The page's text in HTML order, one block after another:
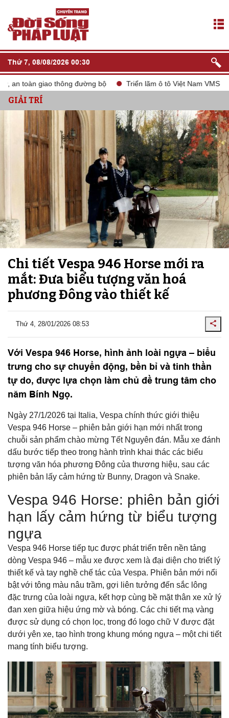
Thứ 7, 08/08/2026 00:30
giao thông đường bộ Triển lãm ô tô Việt Nam VMS 2024
GIẢI TRÍ
Chi tiết Vespa 946 Horse mới ra
mắt: Đưa biểu tượng văn hoá
phương Đông vào thiết kế
Thứ 4, 28/01/2026 08:53
Với Vespa 946 Horse, hình ảnh loài ngựa – biểu
trưng cho sự chuyển động, bền bỉ và tinh thần
tự do, được lựa chọn làm chủ đề trung tâm cho
năm Bính Ngọ.
Ngày 27/1/2026 tại Italia, Vespa chính thức giới thiệu
Vespa 946 Horse – phiên bản giới hạn mới nhất trong
chuỗi sản phẩm chào mừng Tết Nguyên đán. Mẫu xe đánh
dấu bước tiếp theo trong hành trình khai thác các biểu
tượng văn hóa phương Đông của thương hiệu, sau các
phiên bản lấy cảm hứng từ Bunny, Dragon và Snake.
Vespa 946 Horse: phiên bản giới
hạn lấy cảm hứng từ biểu tượng
ngựa
Vespa 946 Horse tiếp tục được phát triển trên nền tảng
dòng Vespa 946 – mẫu xe được xem là đại diện cho triết lý
thiết kế và tay nghề chế tác của Vespa. Phiên bản mới nổi
bật với tông màu nâu trầm, gợi liên tưởng đến sắc lông
đặc trưng của loài ngựa, kết hợp cùng bề mặt thân xe xử lý
đan xen giữa hiệu ứng mờ và bóng. Các chi tiết mạ vàng
được sử dụng có chọn lọc, trong đó logo chữ V được đặt
dưới yên xe, tạo hình trong khung móng ngựa – một chi tiết
mang tính biểu tượng.